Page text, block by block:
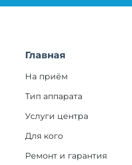
Главная
На приём
Тип аппарата
Услуги центра
Для кого
Ремонт и гарантия